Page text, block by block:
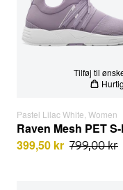
EU STØRRELSER
Tilføj til
Pastel Lilac White, Women
Raven Mesh PET
399,50 kr 799,00 kr